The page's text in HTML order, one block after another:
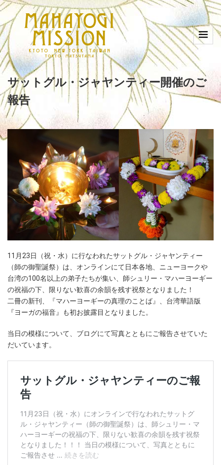
サットグル・ジャヤンティー開催のご
報告
11月23日（祝・水）に行なわれたサットグル・ジャヤンティー
（師の御聖誕祭）は、オンラインにて日本各地、ニューヨークや
台湾の100名以上の弟子たちが集い、師シュリー・マハーヨーギー
の祝福の下、限りない歓喜の余韻を残す祝祭となりました！
二冊の新刊、『マハーヨーギーの真理のことば』、台湾華語版
『ヨーガの福音』も初お披露目となりました。
当日の模様について、ブログにて写真とともにご報告させていた
だいています。